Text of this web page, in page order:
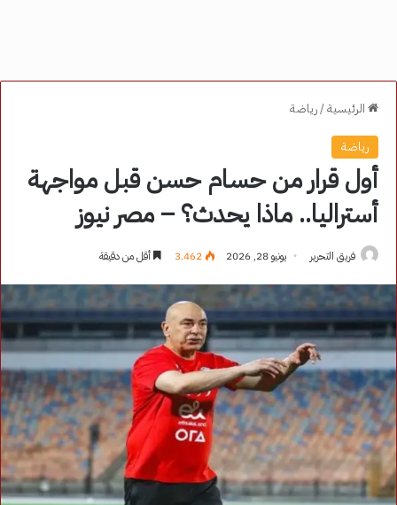
الرئيسية/رياضة
رياضة
أول قرار من حسام حسن قبل مواجهة
أستراليا.. ماذا يحدث؟ – مصر نيوز
فريق التحرير يونيو 28, 2026 3٬462 أقل من دقيقة